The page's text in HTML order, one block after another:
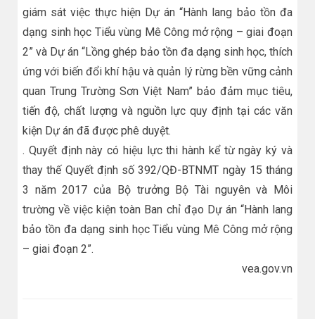
giám sát việc thực hiện Dự án “Hành lang bảo tồn đa
dạng sinh học Tiểu vùng Mê Công mở rộng – giai đoạn
2” và Dự án “Lồng ghép bảo tồn đa dạng sinh học, thích
ứng với biến đổi khí hậu và quản lý rừng bền vững cảnh
quan Trung Trường Sơn Việt Nam” bảo đảm mục tiêu,
tiến độ, chất lượng và nguồn lực quy định tại các văn
kiện Dự án đã được phê duyệt.
. Quyết định này có hiệu lực thi hành kể từ ngày ký và
thay thế Quyết định số 392/QĐ-BTNMT ngày 15 tháng
3 năm 2017 của Bộ trưởng Bộ Tài nguyên và Môi
trường về việc kiện toàn Ban chỉ đạo Dự án “Hành lang
bảo tồn đa dạng sinh học Tiểu vùng Mê Công mở rộng
– giai đoạn 2”.
vea.gov.vn